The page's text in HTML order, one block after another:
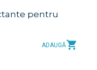
pentru
ADAUGĂ